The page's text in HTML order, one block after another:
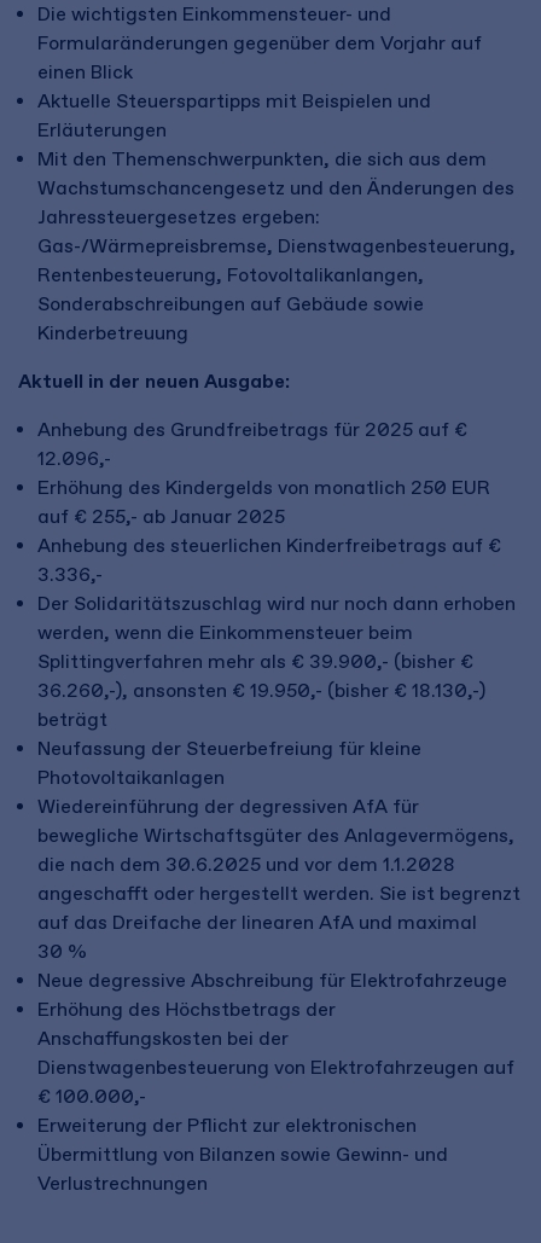
Die wichtigsten Einkommensteuer- und
Formularänderungen gegenüber dem Vorjahr auf
einen Blick
Aktuelle Steuerspartipps mit Beispielen und
Erläuterungen
Mit den Themenschwerpunkten, die sich aus dem
Wachstumschancengesetz und den Änderungen des
Jahressteuergesetzes ergeben:
Gas-/Wärmepreisbremse, Dienstwagenbesteuerung,
Rentenbesteuerung, Fotovoltalikanlangen,
Sonderabschreibungen auf Gebäude sowie
Kinderbetreuung
Aktuell in der neuen Ausgabe:
Anhebung des Grundfreibetrags für 2025 auf €
12.096,-
Erhöhung des Kindergelds von monatlich 250 EUR
auf € 255,- ab Januar 2025
Anhebung des steuerlichen Kinderfreibetrags auf €
3.336,-
Der Solidaritätszuschlag wird nur noch dann erhoben
werden, wenn die Einkommensteuer beim
Splittingverfahren mehr als € 39.900,- (bisher €
36.260,-), ansonsten € 19.950,- (bisher € 18.130,-)
beträgt
Neufassung der Steuerbefreiung für kleine
Photovoltaikanlagen
Wiedereinführung der degressiven AfA für
bewegliche Wirtschaftsgüter des Anlagevermögens,
die nach dem 30.6.2025 und vor dem 1.1.2028
angeschafft oder hergestellt werden. Sie ist begrenzt
auf das Dreifache der linearen AfA und maximal
30 %
Neue degressive Abschreibung für Elektrofahrzeuge
Erhöhung des Höchstbetrags der
Anschaffungskosten bei der
Dienstwagenbesteuerung von Elektrofahrzeugen auf
€ 100.000,-
Erweiterung der Pflicht zur elektronischen
Übermittlung von Bilanzen sowie Gewinn- und
Verlustrechnungen